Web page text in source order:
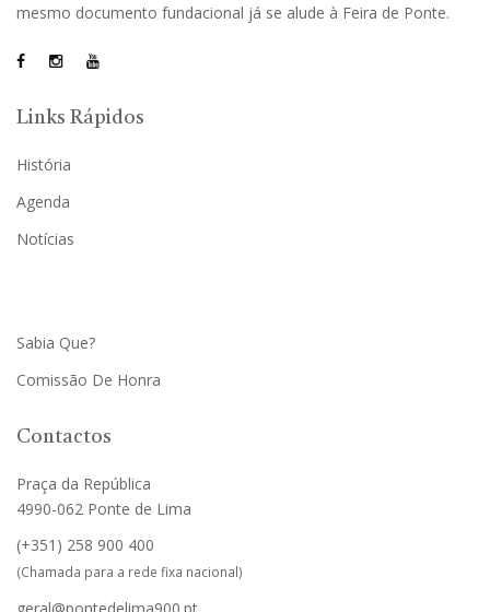
mesmo documento fundacional já se alude à Feira de Ponte.
Links Rápidos
História
Agenda
Notícias
Sabia Que?
Comissão De Honra
Contactos
Praça da República
4990-062 Ponte de Lima
(+351) 258 900 400
(Chamada para a rede fixa nacional)